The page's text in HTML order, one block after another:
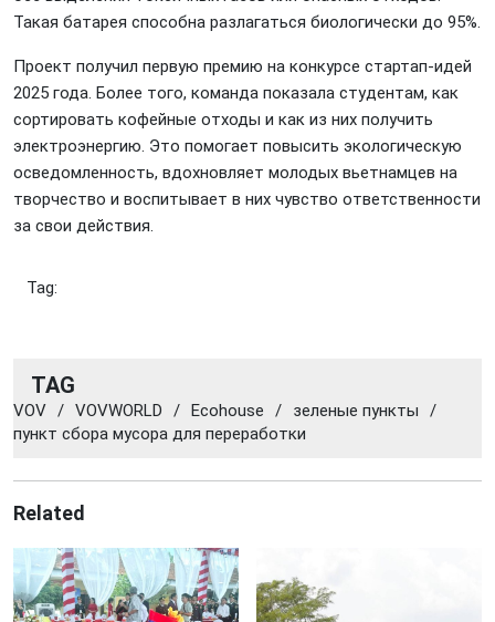
Такая батарея способна разлагаться биологически до 95%.
Проект получил первую премию на конкурсе стартап-идей
2025 года. Более того, команда показала студентам, как
сортировать кофейные отходы и как из них получить
электроэнергию. Это помогает повысить экологическую
осведомленность, вдохновляет молодых вьетнамцев на
творчество и воспитывает в них чувство ответственности
за свои действия.
Tag:
TAG
VOV / VOVWORLD / Ecohouse / зеленые пункты
/
пункт сбора мусора для переработки
Related